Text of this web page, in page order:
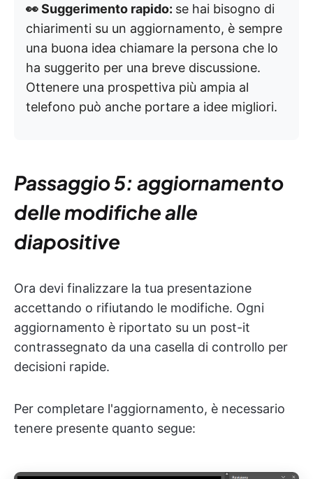
👀 Suggerimento rapido: se hai bisogno di
chiarimenti su un aggiornamento, è sempre
una buona idea chiamare la persona che lo
ha suggerito per una breve discussione.
Ottenere una prospettiva più ampia al
telefono può anche portare a idee migliori.
Passaggio 5: aggiornamento
delle modifiche alle
diapositive
Ora devi finalizzare la tua presentazione
accettando o rifiutando le modifiche. Ogni
aggiornamento è riportato su un post-it
contrassegnato da una casella di controllo per
decisioni rapide.
Per completare l'aggiornamento, è necessario
tenere presente quanto segue: